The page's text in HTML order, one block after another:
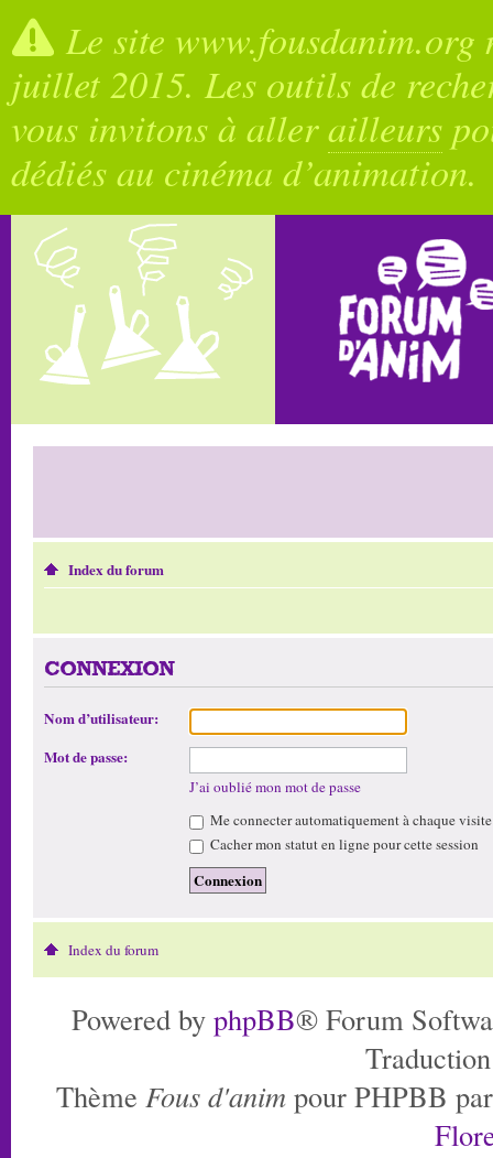
Le site
juillet 2015. Les outils de
vous invitons à allerailleurs
dédiés au cinéma d’animation.
Index du forum
CONNEXION
Nom d’utilisateur:
Mot de passe:
J’ai oublié mon mot de passe
Me connecter automatiquement à chaque visite
Cacher mon statut en ligne pour cette session
Index du forum
Powered by phpBB® Forum
Thème Fous d'anim pour PHPBB